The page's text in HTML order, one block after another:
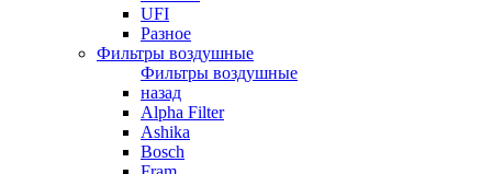
UFI
Разное
Фильтры воздушные
Фильтры воздушные
назад
Alpha Filter
Ashika
Bosch